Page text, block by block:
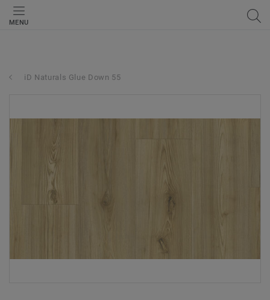
MENU
iD Naturals Glue Down 55